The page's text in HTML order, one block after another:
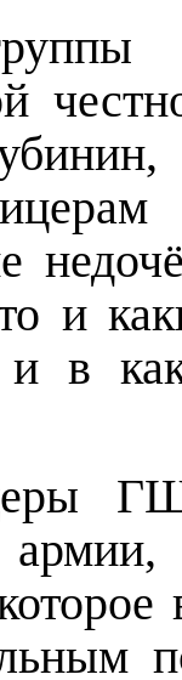
и
и в